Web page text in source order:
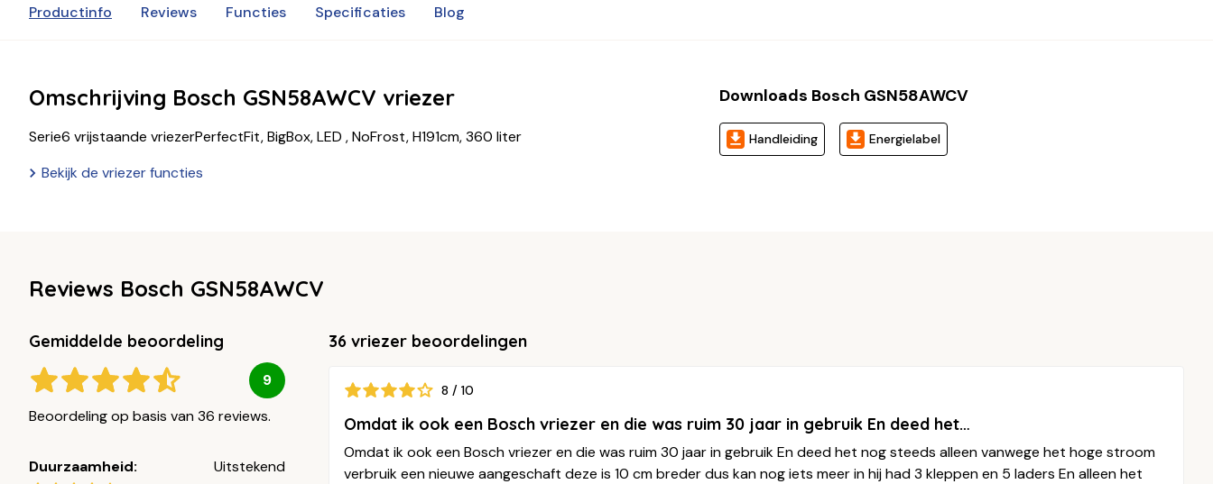
Productinfo Reviews Functies Specificaties Blog
Omschrijving Bosch GSN58AWCV vriezer
Serie6 vrijstaande vriezerPerfectFit, BigBox, LED , NoFrost, H191cm, 360 liter
Bekijk de vriezer functies
Downloads Bosch GSN58AWCV
Handleiding Energielabel
Reviews Bosch GSN58AWCV
Gemiddelde beoordeling
9
Beoordeling op basis van 36 reviews.
Duurzaamheid: Uitstekend
36 vriezer beoordelingen
8 / 10
Omdat ik ook een Bosch vriezer en die was ruim 30 jaar in gebruik En deed het…
Omdat ik ook een Bosch vriezer en die was ruim 30 jaar in gebruik En deed het nog steeds alleen vanwege het hoge stroom
verbruik een nieuwe aangeschaft deze is 10 cm breder dus kan nog iets meer in hij had 3 kleppen en 5 laders En alleen het